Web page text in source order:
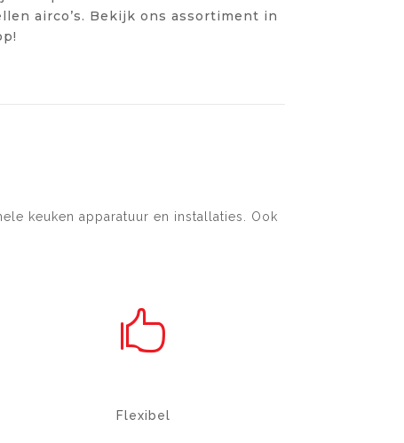
airco’s. Bekijk ons assortiment in
keuken apparatuur en installaties. Ook

Flexibel